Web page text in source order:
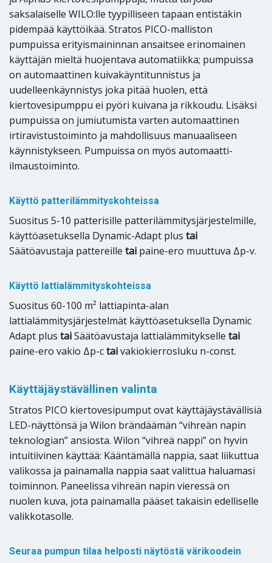
saksalaiselle WILO:lle tyypilliseen tapaan entistäkin
pidempää käyttöikää. Stratos PICO-malliston
pumpuissa erityismaininnan ansaitsee erinomainen
käyttäjän mieltä huojentava automatiikka; pumpuissa
on automaattinen kuivakäyntitunnistus ja
uudelleenkäynnistys joka pitää huolen, että
kiertovesipumppu ei pyöri kuivana ja rikkoudu. Lisäksi
pumpuissa on jumiutumista varten automaattinen
irtiravistustoiminto ja mahdollisuus manuaaliseen
käynnistykseen. Pumpuissa on myös automaatti-
ilmaustoiminto.
Käyttö patterilämmityskohteissa
Suositus 5-10 patterisille patterilämmitysjärjestelmille,
käyttöasetuksella Dynamic-Adapt plus tai
Säätöavustaja pattereille tai paine-ero muuttuva Δp-v.
Käyttö lattialämmityskohteissa
Suositus 60-100 m² lattiapinta-alan
lattialämmitysjärjestelmät käyttöasetuksella Dynamic
Adapt plus taiSäätöavustaja lattialämmitykselle tai
paine-ero vakio Δp-ctaivakiokierrosluku n-const.
Käyttäjäystävällinen valinta
Stratos PICO kiertovesipumput ovat käyttäjäystävällisiä
LED-näyttönsä ja Wilon brändäämän “vihreän napin
teknologian” ansiosta. Wilon “vihreä nappi” on hyvin
intuitiivinen käyttää: Kääntämällä nappia, saat liikuttua
valikossa ja painamalla nappia saat valittua haluamasi
toiminnon. Paneelissa vihreän napin vieressä on
nuolen kuva, jota painamalla pääset takaisin edelliselle
valikkotasolle.
Seuraa pumpun tilaa helposti näytöstä värikoodein